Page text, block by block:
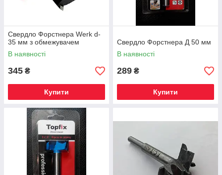
Свердло Форстнера Werk d-
35 мм з обмежувачем
В наявності
345 ₴
Купити
Свердло Форстнера Д 50 мм
В наявності
289 ₴
Купити